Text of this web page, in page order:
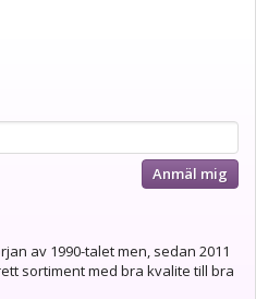
Anmäl mig
av 1990-talet men, sedan 2011
sortiment med bra kvalite till bra